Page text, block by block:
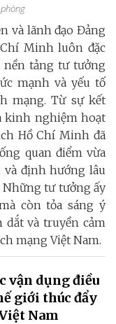
và lãnh đạo Đảng
Minh luôn đặc
nền tảng tư tưởng
mạnh và yếu tố
mạng. Từ sự kết
kinh nghiệm hoạt
Hồ Chí Minh đã
quan điểm vừa
định hướng lâu
Những tư tưởng ấy
còn tỏa sáng ý
dắt và truyền cảm
mạng Việt Nam.
vận dụng điều
giới thúc đẩy
Nam